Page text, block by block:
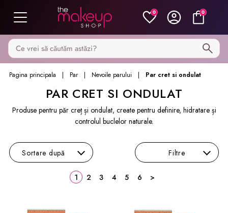
0 0
Caută pe MakeupShop
Pagina principala Par Nevoile parului Par cret si ondulat
PAR CRET SI ONDULAT
Produse pentru păr creț și ondulat, create pentru definire, hidratare și
controlul buclelor naturale.
Sortare după Filtre
1 2 3 4 5 6 >